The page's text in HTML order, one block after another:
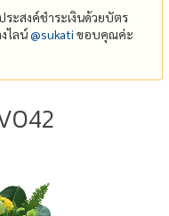
ะสงค์ชำระเงินด้วยบัตร
ไลน์@‌sukati ขอบคุณค่ะ